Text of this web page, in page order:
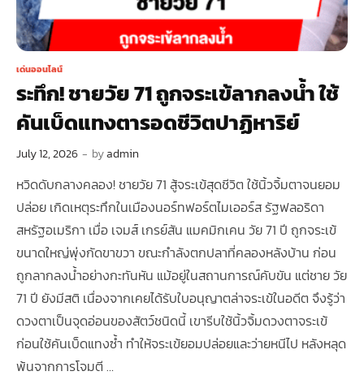
เด่นออนไลน์
ระทึก! ชายวัย 71 ถูกจระเข้ลากลงน้ำ ใช้
คันเบ็ดแทงตารอดชีวิตปาฏิหาริย์
July 12, 2026 - byadmin
หวิดดับกลางคลอง! ชายวัย 71 สู้จระเข้สุดชีวิต ใช้นิ้วจิ้มตาจนยอม
ปล่อย เกิดเหตุระทึกในเมืองนอร์ทฟอร์ตไมเออร์ส รัฐฟลอริดา
สหรัฐอเมริกา เมื่อ เจมส์ เกรย์สัน แมคมิกเคน วัย 71 ปี ถูกจระเข้
ขนาดใหญ่พุ่งกัดขาขวา ขณะกำลังตกปลาที่คลองหลังบ้าน ก่อน
ถูกลากลงน้ำอย่างกะทันหัน แม้อยู่ในสถานการณ์คับขัน แต่ชาย วัย
71 ปี ยังมีสติ เนื่องจากเคยได้รับใบอนุญาตล่าจระเข้ในอดีต จึงรู้ว่า
ดวงตาเป็นจุดอ่อนของสัตว์ชนิดนี้ เขารีบใช้นิ้วจิ้มดวงตาจระเข้
ก่อนใช้คันเบ็ดแทงซ้ำ ทำให้จระเข้ยอมปล่อยและว่ายหนีไป หลังหลุด
พ้นจากการโจมตี …